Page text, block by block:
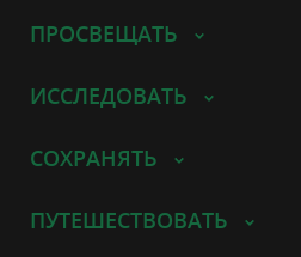
ПРОСВЕЩАТЬ
ИССЛЕДОВАТЬ
СОХРАНЯТЬ
ПУТЕШЕСТВОВАТЬ